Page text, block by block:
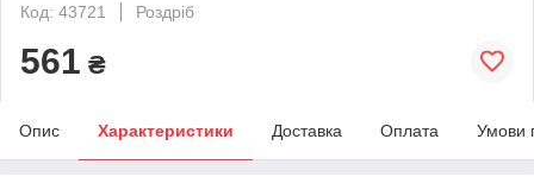
Код: 43721
Роздріб
561 ₴
Опис Характеристики Доставка Оплата Умови